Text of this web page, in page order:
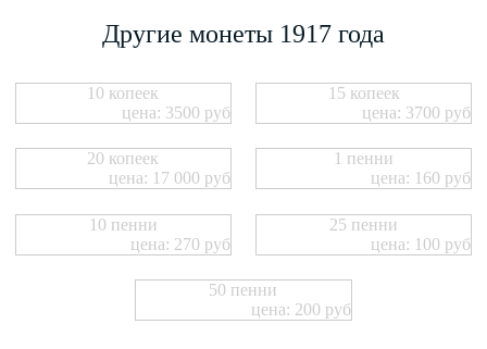
Другие монеты 1917 года
10 копеек
цена: 3500 руб
15 копеек
цена: 3700 руб
20 копеек
цена: 17 000 руб
1 пенни
цена: 160 руб
10 пенни
цена: 270 руб
25 пенни
цена: 100 руб
50 пенни
цена: 200 руб